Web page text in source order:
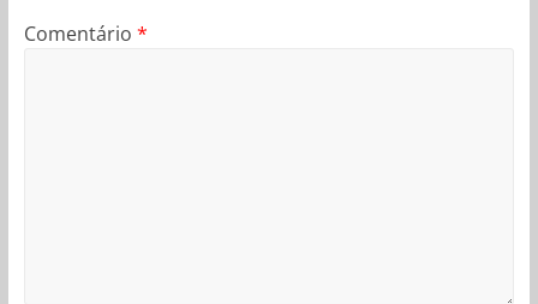
Comentário *